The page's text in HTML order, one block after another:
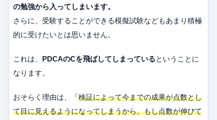
の勉強から入ってしまいます。
さらに、受験することができる模擬試験などもあまり積極
的に受けたいとは思いません。
これは、 PDCAのCを飛ばしてしまっているということに
なります。
おそらく理由は、「検証によって今までの成果が点数とし
て目に見えるようになってしまうから。もし点数が伸びて